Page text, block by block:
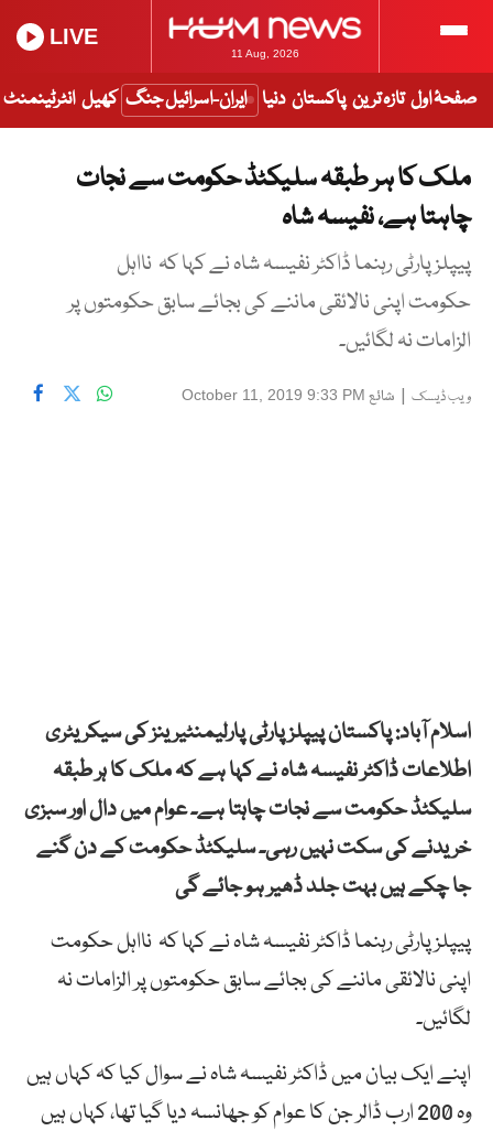
11 Aug, 2026
LIVE
صفحۂ اول تازہ ترین پاکستان دنیا ایران-اسرائیل جنگ کھیل انٹرٹینمنٹ
ملک کا ہر طبقہ سلیکٹڈ حکومت سے نجات
چاہتا ہے، نفیسہ شاہ
پیپلزپارٹی رہنما ڈاکٹر نفیسہ شاہ نے کہا کہ نااہل
حکومت اپنی نالائقی ماننے کی بجائے سابق حکومتوں پر
الزامات نہ لگائیں۔
ویب ڈیسک | شائع October 11, 2019 9:33 PM
اسلام آباد: پاکستان پیپلز پارٹی پارلیمنٹیرینز کی سیکریٹری
اطلاعات ڈاکٹر نفیسہ شاہ نے کہا ہے کہ ملک کا ہر طبقہ
سلیکٹڈ حکومت سے نجات چاہتا ہے۔ عوام میں دال اور سبزی
خریدنے کی سکت نہیں رہی۔ سلیکٹڈ حکومت کے دن گنے
جا چکے ہیں بہت جلد ڈھیر ہو جائے گی
پیپلزپارٹی رہنما ڈاکٹر نفیسہ شاہ نے کہا کہ نااہل حکومت
اپنی نالائقی ماننے کی بجائے سابق حکومتوں پر الزامات نہ
لگائیں۔
اپنے ایک بیان میں ڈاکٹر نفیسہ شاہ نے سوال کیا کہ کہاں ہیں
وہ 200 ارب ڈالر جن کا عوام کو جھانسہ دیا گیا تھا، کہاں ہیں